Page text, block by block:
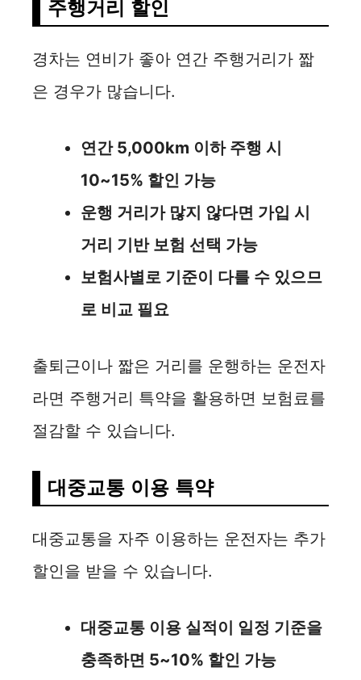
주행거리 할인
경차는 연비가 좋아 연간 주행거리가 짧
은 경우가 많습니다.
연간 5,000km 이하 주행 시
10~15% 할인 가능
운행 거리가 많지 않다면 가입 시
거리 기반 보험 선택 가능
보험사별로 기준이 다를 수 있으므
로 비교 필요
출퇴근이나 짧은 거리를 운행하는 운전자
라면 주행거리 특약을 활용하면 보험료를
절감할 수 있습니다.
대중교통 이용 특약
대중교통을 자주 이용하는 운전자는 추가
할인을 받을 수 있습니다.
대중교통 이용 실적이 일정 기준을
충족하면 5~10% 할인 가능